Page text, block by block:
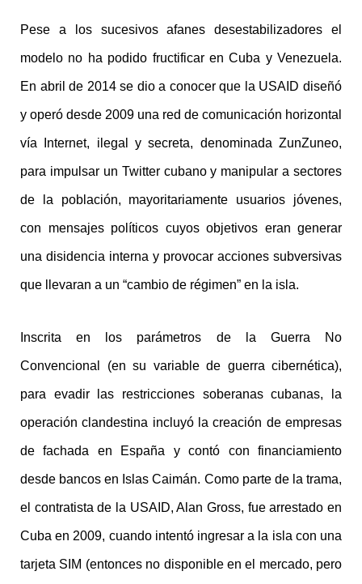
Pese a los sucesivos afanes desestabilizadores el
modelo no ha podido fructificar en Cuba y Venezuela.
En abril de 2014 se dio a conocer que la USAID diseñó
y operó desde 2009 una red de comunicación horizontal
vía Internet, ilegal y secreta, denominada ZunZuneo,
para impulsar un Twitter cubano y manipular a sectores
de la población, mayoritariamente usuarios jóvenes,
con mensajes políticos cuyos objetivos eran generar
una disidencia interna y provocar acciones subversivas
que llevaran a un “cambio de régimen” en la isla.
Inscrita en los parámetros de la Guerra No
Convencional (en su variable de guerra cibernética),
para evadir las restricciones soberanas cubanas, la
operación clandestina incluyó la creación de empresas
de fachada en España y contó con financiamiento
desde bancos en Islas Caimán. Como parte de la trama,
el contratista de la USAID, Alan Gross, fue arrestado en
Cuba en 2009, cuando intentó ingresar a la isla con una
tarjeta SIM (entonces no disponible en el mercado, pero